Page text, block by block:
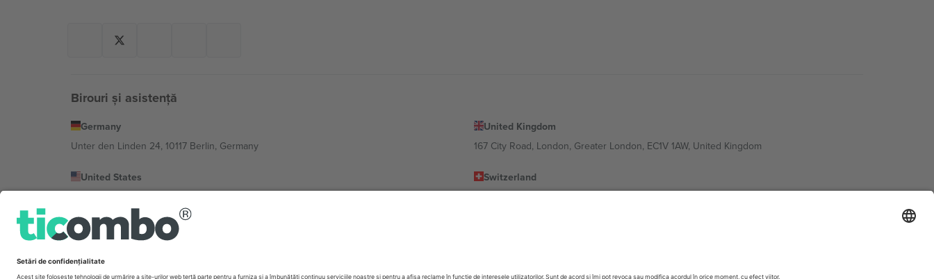
Birouri și asistență
Germany
Unter den Linden 24, 10117 Berlin, Germany
United Kingdom
167 City Road, London, Greater London, EC1V 1AW, United Kingdom
United States
Switzerland
Bulgaria